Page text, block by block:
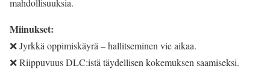
mahdollisuuksia.
Miinukset:
❌ Jyrkkä oppimiskäyrä – hallitseminen vie aikaa.
❌ Riippuvuus DLC:istä täydellisen kokemuksen saamiseksi.